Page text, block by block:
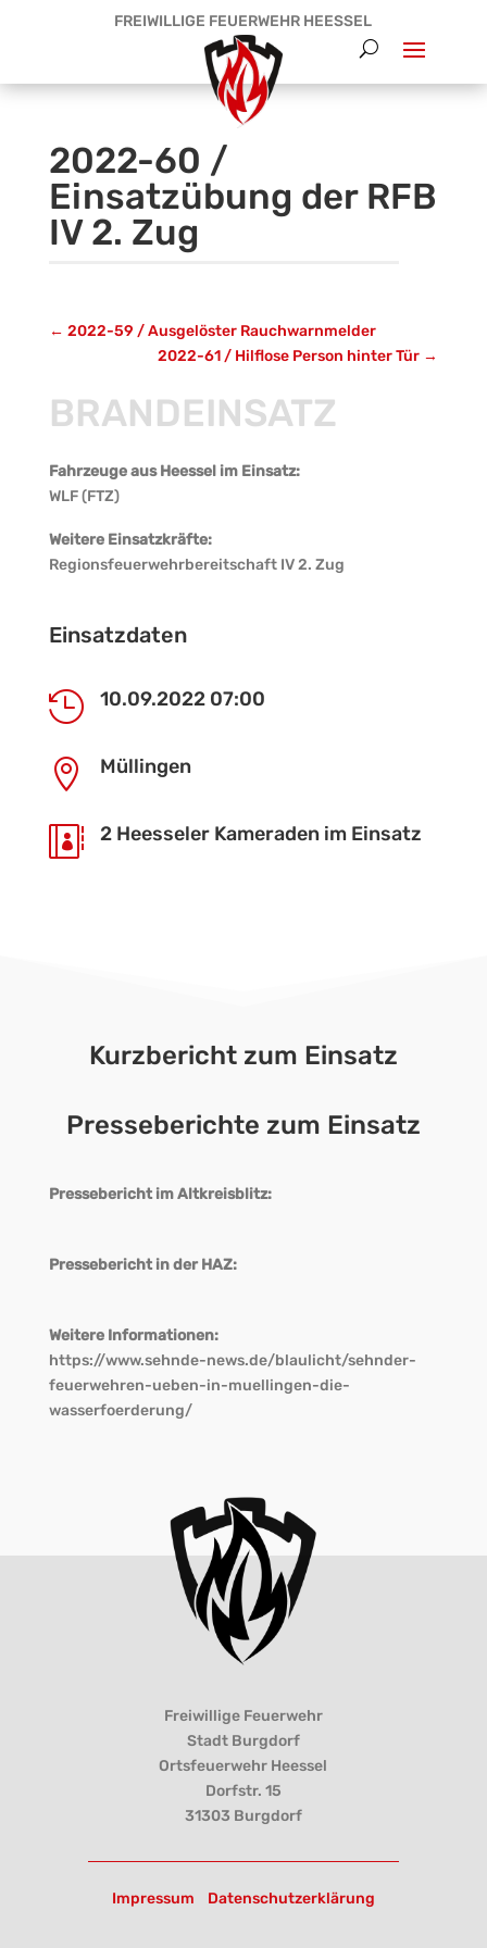
FREIWILLIGE FEUERWEHR HEESSEL
2022-60 /
Einsatzübung der RFB
IV 2. Zug
← 2022-59 / Ausgelöster Rauchwarnmelder
2022-61 / Hilflose Person hinter Tür →
BRANDEINSATZ
Fahrzeuge aus Heessel im Einsatz:
WLF (FTZ)
Weitere Einsatzkräfte:
Regionsfeuerwehrbereitschaft IV 2. Zug
Einsatzdaten
 10.09.2022 07:00
 Müllingen
 2 Heesseler Kameraden im Einsatz
Kurzbericht zum Einsatz
Presseberichte zum Einsatz
Pressebericht im Altkreisblitz:
Pressebericht in der HAZ:
Weitere Informationen:
https://www.sehnde-news.de/blaulicht/sehnder-
feuerwehren-ueben-in-muellingen-die-
wasserfoerderung/
Freiwillige Feuerwehr
Stadt Burgdorf
Ortsfeuerwehr Heessel
Dorfstr. 15
31303 Burgdorf
Impressum Datenschutzerklärung